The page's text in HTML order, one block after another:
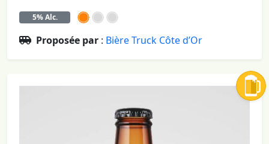
5% Alc.
Proposée par : Bière Truck Côte d’Or